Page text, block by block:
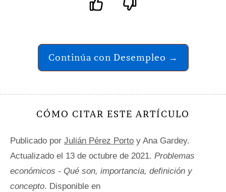
Continúa con Desempleo →
CÓMO CITAR ESTE ARTÍCULO
Publicado por Julián Pérez Porto y Ana Gardey.
Actualizado el 13 de octubre de 2021. Problemas
económicos - Qué son, importancia, definición y
concepto. Disponible en